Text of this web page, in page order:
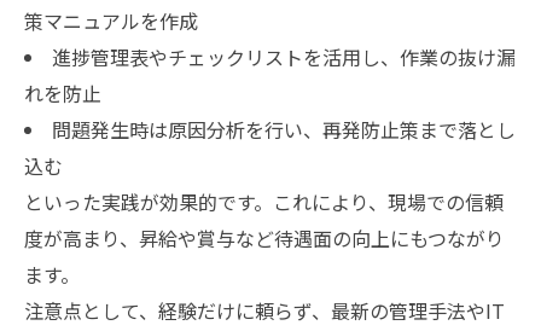
策マニュアルを作成
進捗管理表やチェックリストを活用し、作業の抜け漏
れを防止
問題発生時は原因分析を行い、再発防止策まで落とし
込む
といった実践が効果的です。これにより、現場での信頼
度が高まり、昇給や賞与など待遇面の向上にもつながり
ます。
注意点として、経験だけに頼らず、最新の管理手法やIT